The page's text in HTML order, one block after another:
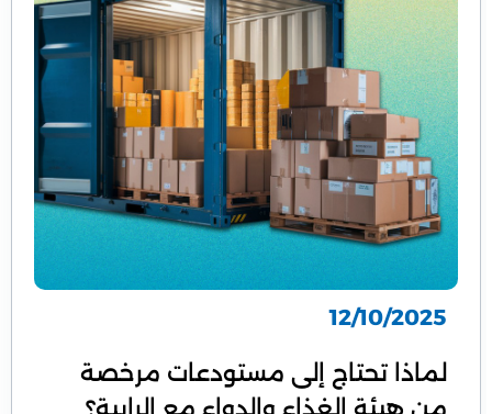
12/10/2025
لماذا تحتاج إلى مستودعات مرخصة
من هيئة الغذاء والدواء مع الرابية؟